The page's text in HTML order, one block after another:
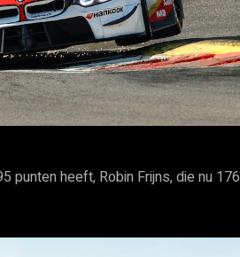
punten heeft, Robin Frijns, die nu 176